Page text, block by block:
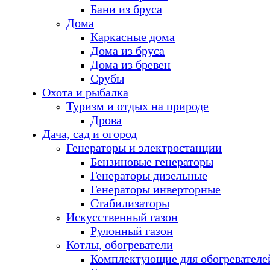
Бани из бруса
Дома
Каркасные дома
Дома из бруса
Дома из бревен
Срубы
Охота и рыбалка
Туризм и отдых на природе
Дрова
Дача, сад и огород
Генераторы и электростанции
Бензиновые генераторы
Генераторы дизельные
Генераторы инверторные
Стабилизаторы
Искусственный газон
Рулонный газон
Котлы, обогреватели
Комплектующие для